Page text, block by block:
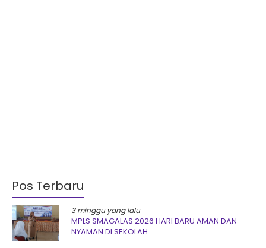
Pos Terbaru
3 minggu yang lalu
MPLS SMAGALAS 2026 HARI BARU AMAN DAN
NYAMAN DI SEKOLAH